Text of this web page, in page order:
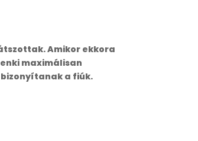
Amikor ekkora
maximálisan
a fiúk.